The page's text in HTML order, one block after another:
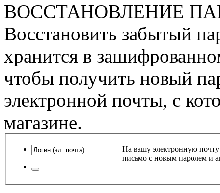
ВОССТАНОВЛЕНИЕ
Восстановить забытый
хранится в
чтобы получить новый
электронной почты, с
магазине.
На вашу электронную почту
письмо с новым паролем и